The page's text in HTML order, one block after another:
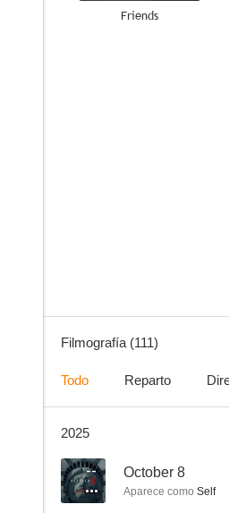
Friends
8.2
Filmografía (111)
Todo Reparto
2025
-- October 8
Aparece como Self